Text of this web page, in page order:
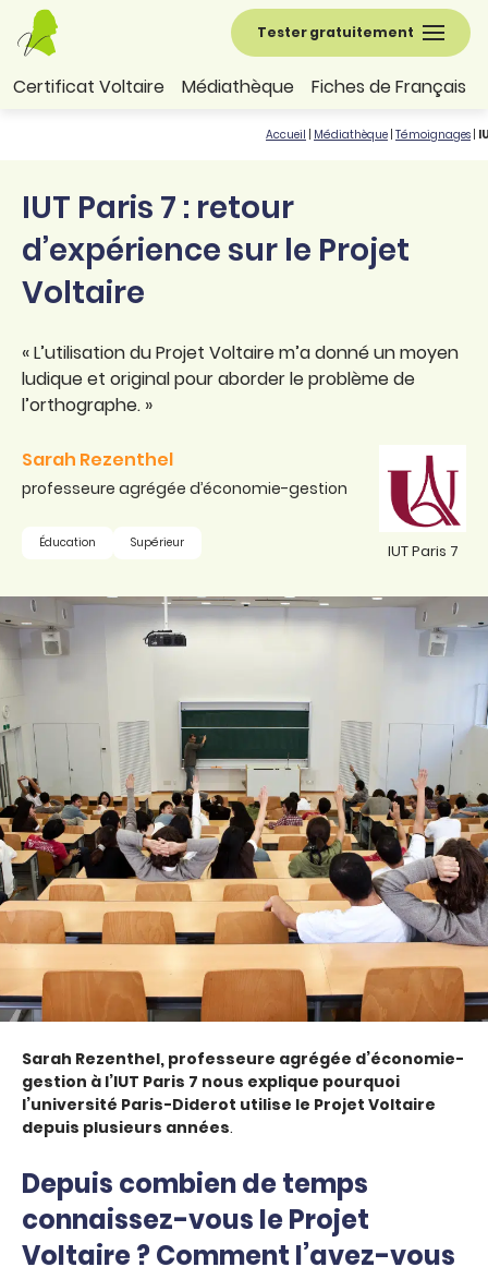
Tester gratuitement
Certificat Voltaire Médiathèque Fiches de Français
Accueil Médiathèque Témoignages
IUT Paris 7 : retour
d’expérience sur le Projet
Voltaire
« L’utilisation du Projet Voltaire m’a donné un moyen
ludique et original pour aborder le problème de
l’orthographe. »
Sarah Rezenthel
professeure agrégée d’économie-gestion
Éducation Supérieur IUT Paris 7
Sarah Rezenthel, professeure agrégée d’économie-
gestion à l’IUT Paris 7 nous explique pourquoi
l’université Paris-Diderot utilise le Projet Voltaire
depuis plusieurs années.
Depuis combien de temps
connaissez-vous le Projet
Voltaire ? Comment l’avez-vous